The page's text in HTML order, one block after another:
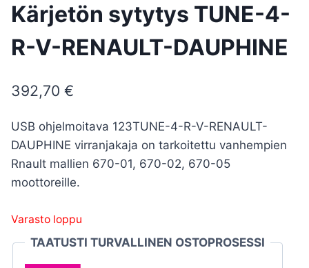
Kärjetön sytytys TUNE-4-
R-V-RENAULT-DAUPHINE
392,70 €
USB ohjelmoitava 123TUNE-4-R-V-RENAULT-
DAUPHINE virranjakaja on tarkoitettu vanhempien
Rnault mallien 670-01, 670-02, 670-05
moottoreille.
Varasto loppu
TAATUSTI TURVALLINEN OSTOPROSESSI